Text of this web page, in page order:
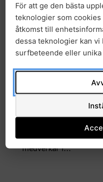
Global
väg för jämlik
En nybildad
on Precision Health,
rekommendationer för
införas i hälso- och
Forskare från
universitet och
medverkar i...
För att ge den bästa
teknologier som
åtkomst till
dessa teknologier kan vi
surfbeteende eller